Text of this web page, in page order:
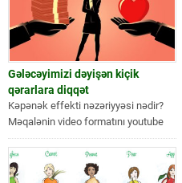
Gələcəyimizi dəyişən kiçik
qərarlara diqqət
Kəpənək effekti nəzəriyyəsi nədir?
Məqalənin video formatını youtube
kanalımızdan izlə. Kəpənək effekti
kiçik hadisələrin böyük...